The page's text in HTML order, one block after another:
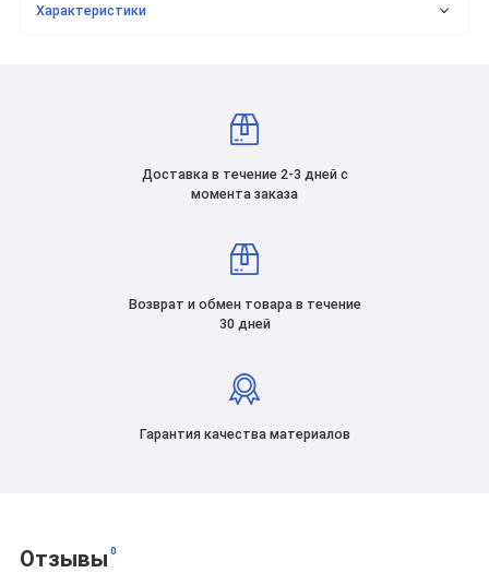
Характеристики
Доставка в течение 2-3 дней с
момента заказа
Возврат и обмен товара в течение
30 дней
Гарантия качества материалов
Отзывы 0